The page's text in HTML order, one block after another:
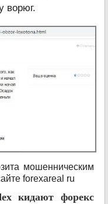
ворюг.
мошенническим
forexareal ru
кидают форекс